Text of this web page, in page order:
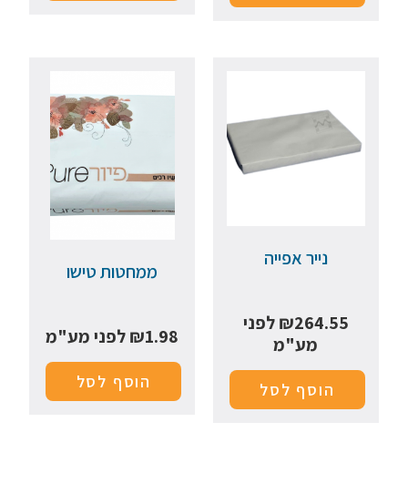
נייר אפייה
₪264.55
לפני
מע"מ
הוסף לסל
ממחטות טישו
₪1.98 לפני מע"מ
הוסף לסל